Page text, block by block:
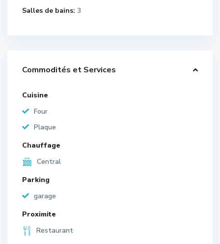
Salles de bains: 3
Commodités et Services
Cuisine
Four
Plaque
Chauffage
Central
Parking
garage
Proximite
Restaurant